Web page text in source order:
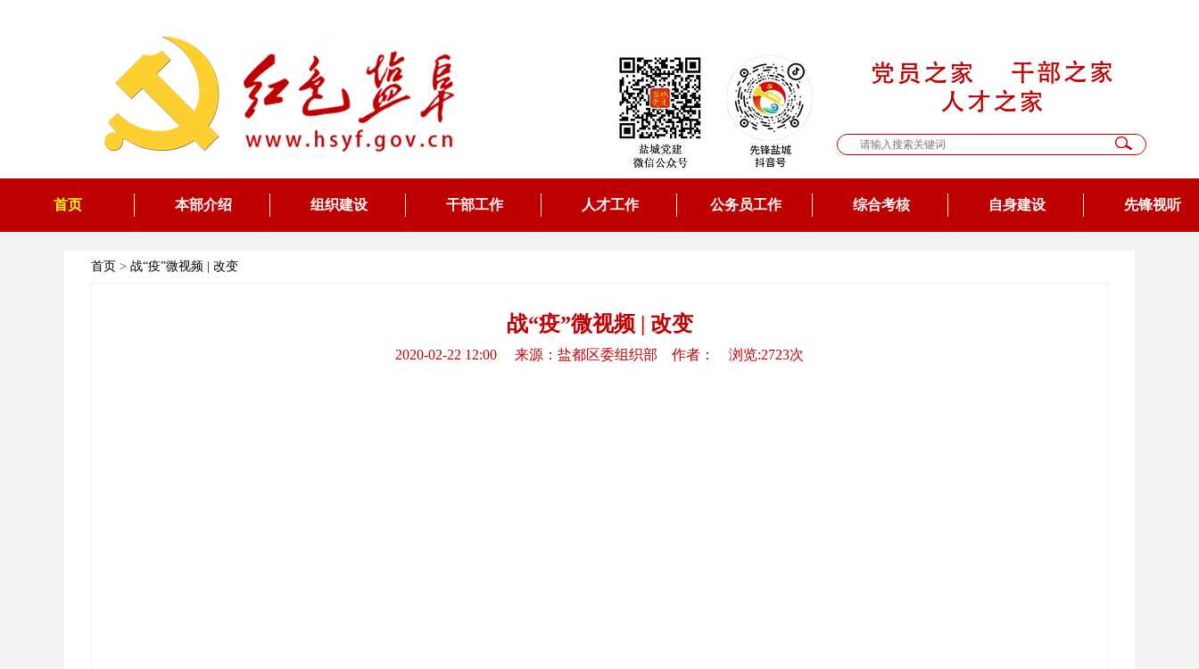
首页 本部介绍 组织建设 干部工作 人才工作 公务员工作 综合考核 自身建设 先锋视听
首页 > 战“疫”微视频 | 改变
战“疫”微视频 | 改变
2020-02-22 12:00 来源：盐都区委组织部 作者： 浏览:2723次